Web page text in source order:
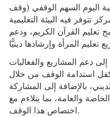
اليوم السهم الوقفي (وقف
تتوفر فيه البيئة التعليمية
تعليم القرآن الكريم، ودعم
دعم المشاريع والفعاليات
استدامة الوقف من خلال
بالإضافة إلى المشاركة
والعامة، بما يتلاءم مع
اختصاص هذا الوقف.